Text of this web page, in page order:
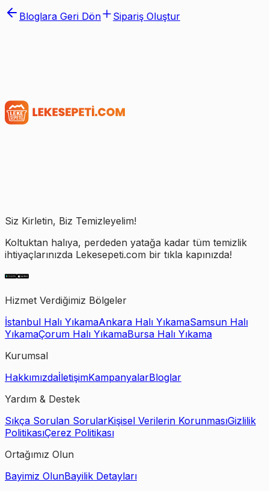
Bloglara Geri Dön Sipariş Oluştur
Siz Kirletin, Biz Temizleyelim!
Koltuktan halıya, perdeden yatağa kadar tüm temizlik
ihtiyaçlarınızda Lekesepeti.com bir tıkla kapınızda!
Hizmet Verdiğimiz Bölgeler
İstanbul Halı YıkamaAnkara Halı YıkamaSamsun Halı
YıkamaÇorum Halı YıkamaBursa Halı Yıkama
Kurumsal
HakkımızdaİletişimKampanyalarBloglar
Yardım & Destek
Sıkça Sorulan SorularKişisel Verilerin KorunmasıGizlilik
PolitikasıÇerez Politikası
Ortağımız Olun
Bayimiz OlunBayilik Detayları